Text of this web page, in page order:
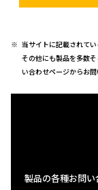
当サイトに記載されてい
その他にも製品を多数
い合わせページからお問
製品の各種お問